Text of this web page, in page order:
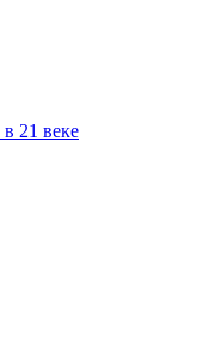
21 веке